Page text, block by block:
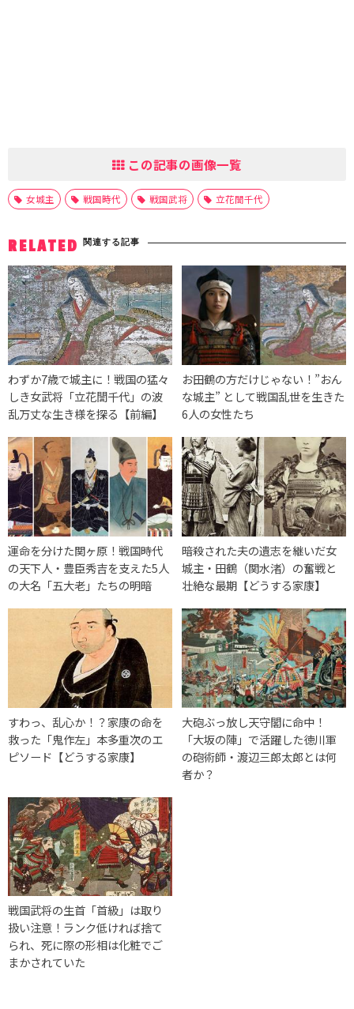
この記事の画像一覧
女城主 戦国時代 戦国武将 立花誾千代
RELATED 関連する記事
わずか7歳で城主に！戦国の猛々
しき女武将「立花誾千代」の波
乱万丈な生き様を探る【前編】
お田鶴の方だけじゃない！”おん
な城主” として戦国乱世を生きた
6人の女性たち
運命を分けた関ヶ原！戦国時代
の天下人・豊臣秀吉を支えた5人
の大名「五大老」たちの明暗
暗殺された夫の遺志を継いだ女
城主・田鶴（関水渚）の奮戦と
壮絶な最期【どうする家康】
すわっ、乱心か！？家康の命を
救った「鬼作左」本多重次のエ
ピソード【どうする家康】
大砲ぶっ放し天守閣に命中！
「大坂の陣」で活躍した徳川軍
の砲術師・渡辺三郎太郎とは何
者か？
戦国武将の生首「首級」は取り
扱い注意！ランク低ければ捨て
られ、死に際の形相は化粧でご
まかされていた